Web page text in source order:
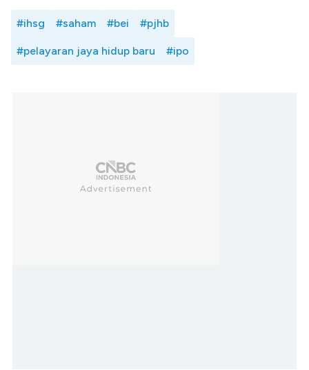
#ihsg #saham #bei #pjhb
#pelayaran jaya hidup baru #ipo